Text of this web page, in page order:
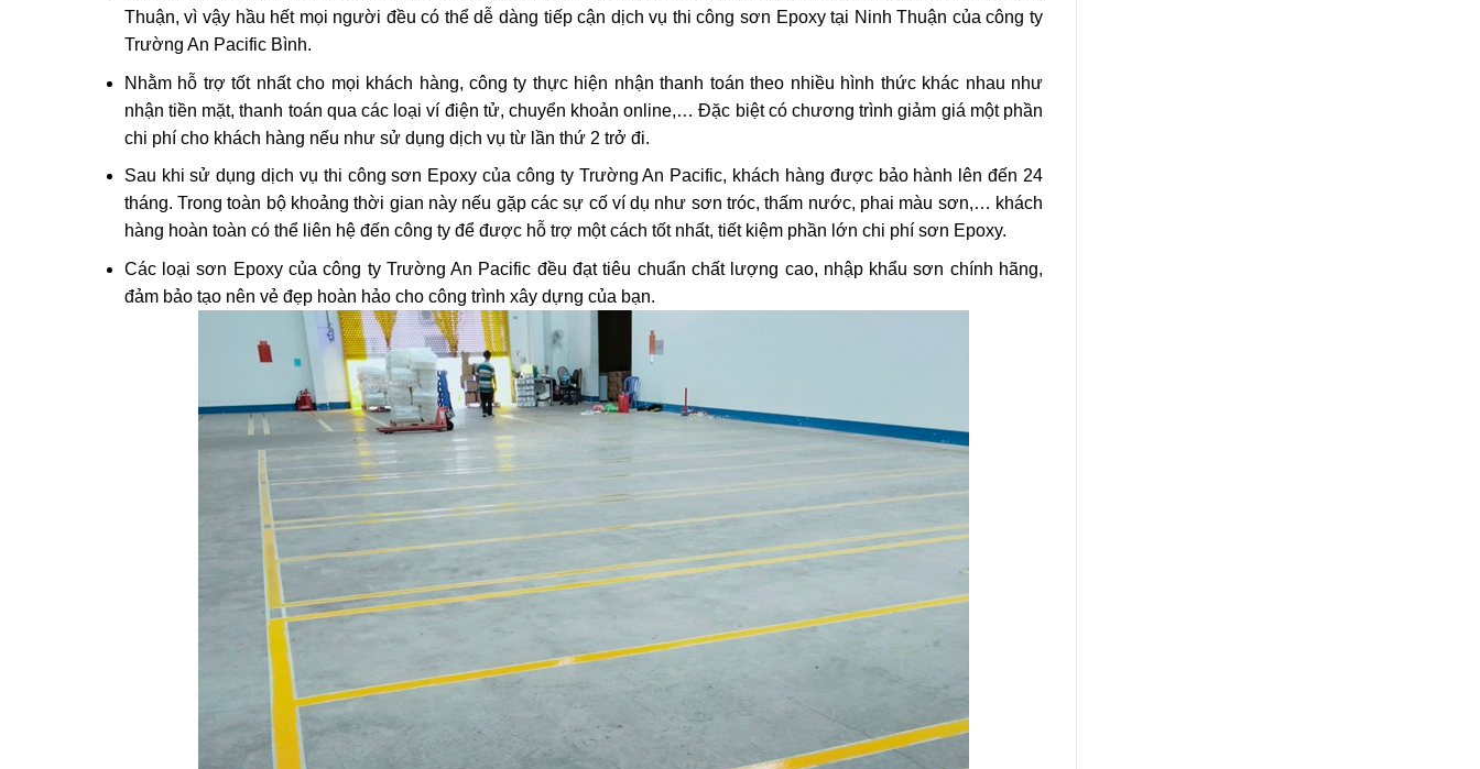
Thuận, vì vậy hầu hết mọi người đều có thể dễ dàng tiếp cận dịch vụ thi công sơn Epoxy tại Ninh Thuận của công ty
Trường An Pacific Bình.
Nhằm hỗ trợ tốt nhất cho mọi khách hàng, công ty thực hiện nhận thanh toán theo nhiều hình thức khác nhau như
nhận tiền mặt, thanh toán qua các loại ví điện tử, chuyển khoản online,… Đặc biệt có chương trình giảm giá một phần
chi phí cho khách hàng nếu như sử dụng dịch vụ từ lần thứ 2 trở đi.
Sau khi sử dụng dịch vụ thi công sơn Epoxy của công ty Trường An Pacific, khách hàng được bảo hành lên đến 24
tháng. Trong toàn bộ khoảng thời gian này nếu gặp các sự cố ví dụ như sơn tróc, thấm nước, phai màu sơn,… khách
hàng hoàn toàn có thể liên hệ đến công ty để được hỗ trợ một cách tốt nhất, tiết kiệm phần lớn chi phí sơn Epoxy.
Các loại sơn Epoxy của công ty Trường An Pacific đều đạt tiêu chuẩn chất lượng cao, nhập khẩu sơn chính hãng,
đảm bảo tạo nên vẻ đẹp hoàn hảo cho công trình xây dựng của bạn.